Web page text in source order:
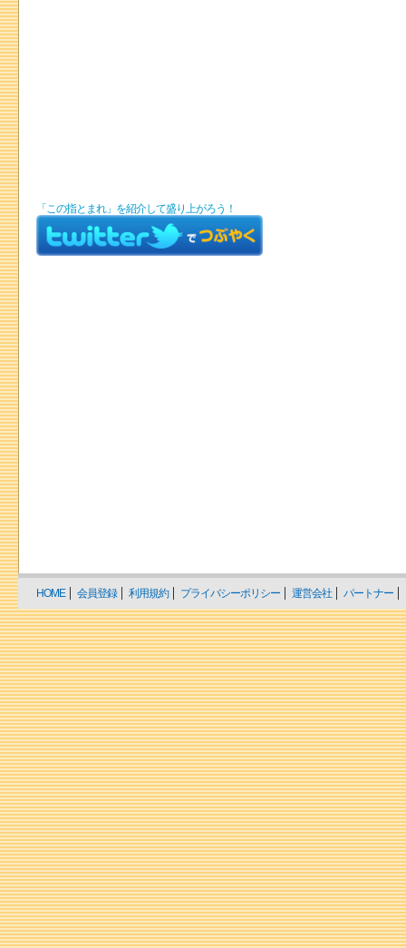
「この指とまれ」を紹介して盛り上がろう！
HOME 会員登録 利用規約 プライバシーポリシー 運営会社 パートナー